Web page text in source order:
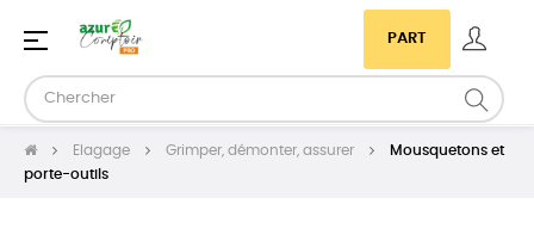
PART
Basculer
navigation
☰
Elagage Grimper, démonter, assurer
Mousquetons et
porte-outils